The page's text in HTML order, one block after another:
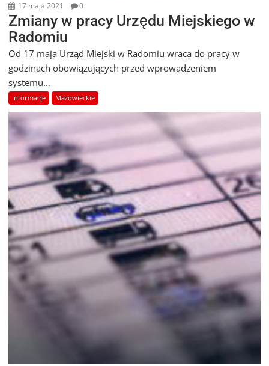
17 maja 2021 0
Zmiany w pracy Urzędu Miejskiego w
Radomiu
Od 17 maja Urząd Miejski w Radomiu wraca do pracy w
godzinach obowiązujących przed wprowadzeniem
systemu...
Informacje Mazowieckie